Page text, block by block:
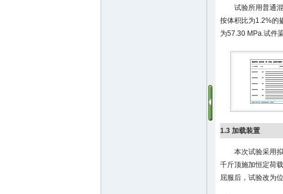
试验所用普通
按体积比为1.2%的
为57.30 MPa.试件
1.3 加载装置
本次试验采用
千斤顶施加恒定荷
屈服后，试验改为